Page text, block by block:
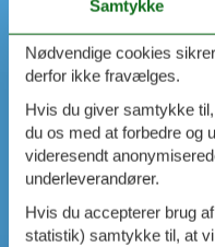
Samtykke
Nødvendige cookies
derfor ikke fravælges.
Hvis du giver samtykke
du os med at forbedre og
videresendt
underleverandører.
Hvis du accepterer brug
statistik) samtykke til, at